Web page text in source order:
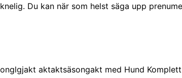
Du kan när som helst säga upp
aktaktsäsongakt med Hund